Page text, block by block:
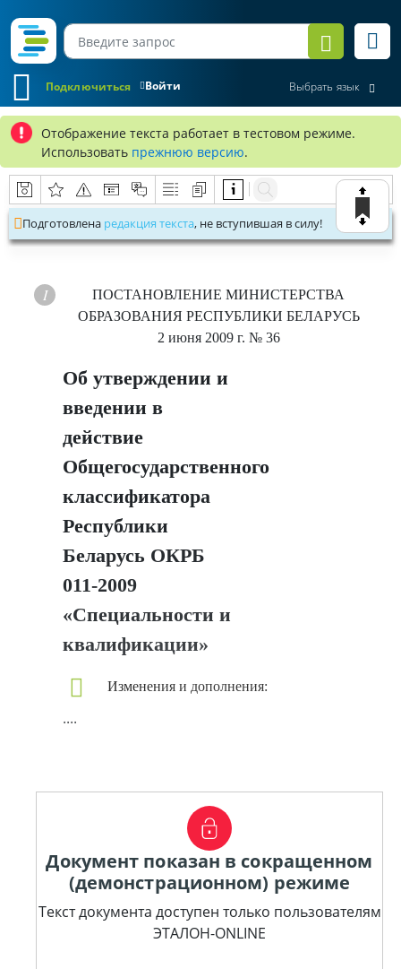
Войти
Подключиться Выбрать язык
Отображение текста работает в тестовом режиме.
Использовать прежнюю версию.
Подготовлена редакция текста, не вступившая в силу!
ПОСТАНОВЛЕНИЕ МИНИСТЕРСТВА
ОБРАЗОВАНИЯ РЕСПУБЛИКИ БЕЛАРУСЬ
2 июня 2009 г. № 36
Об утверждении и
введении в
действие
Общегосударственного
классификатора
Республики
Беларусь ОКРБ
011-2009
«Специальности и
квалификации»
Изменения и дополнения:
....
Документ показан в сокращенном
(демонстрационном) режиме
Текст документа доступен только пользователям
ЭТАЛОН-ONLINE